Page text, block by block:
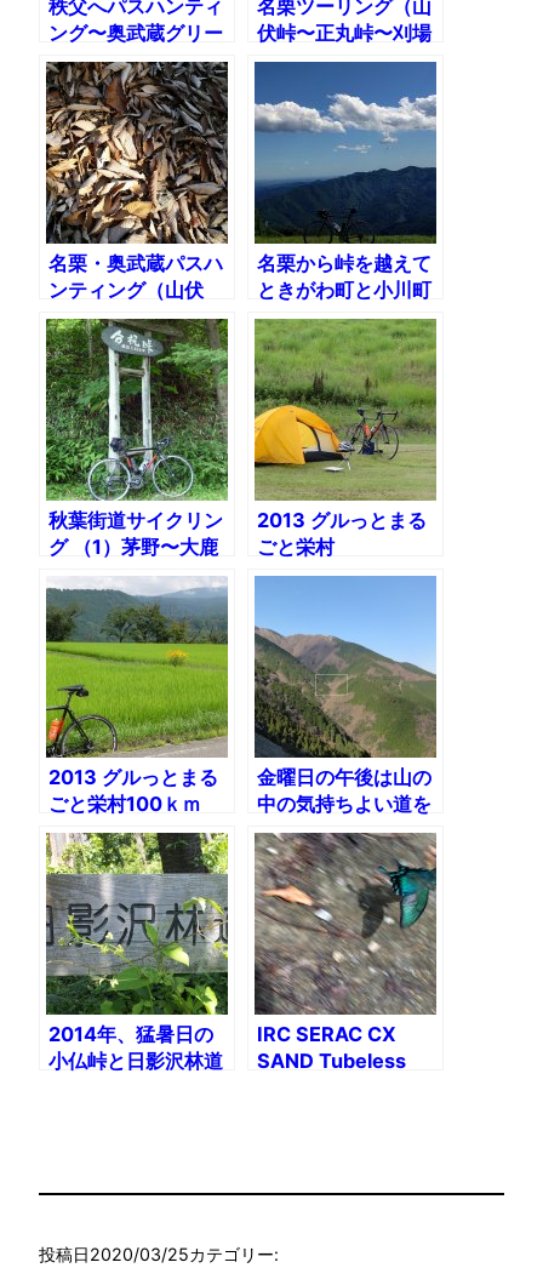
秩父へパスハンティ
ング〜奥武蔵グリー
ンライン
名栗ツーリング（山
伏峠〜正丸峠〜刈場
坂峠）
名栗・奥武蔵パスハ
ンティング（山伏
峠・正丸峠・刈場坂
峠・傘杉峠・飯盛
峠・顔振峠）
名栗から峠を越えて
ときがわ町と小川町
へ。クラフトビール
で癒された祝日
秋葉街道サイクリン
グ （1）茅野〜大鹿
2013 グルっとまる
ごと栄村
100km（1）イベン
2013 グルっとまる
ごと栄村100ｋｍ
（2）完走ならず！
金曜日の午後は山の
中の気持ちよい道を
走る。唐沢・表丹沢
へ
2014年、猛暑日の
小仏峠と日影沢林道
IRC SERAC CX
SAND Tubeless
投稿日2020/03/25カテゴリー: